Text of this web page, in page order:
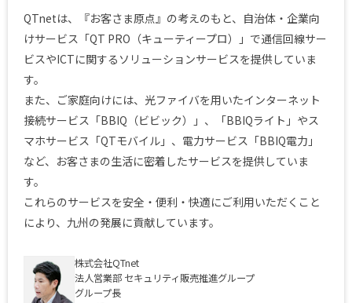
QTnetは、『お客さま原点』の考えのもと、自治体・企業向
けサービス「QT PRO（キューティープロ）」で通信回線サー
ビスやICTに関するソリューションサービスを提供していま
す。
また、ご家庭向けには、光ファイバを用いたインターネット
接続サービス「BBIQ（ビビック）」、「BBIQライト」やス
マホサービス「QTモバイル」、電力サービス「BBIQ電力」
など、お客さまの生活に密着したサービスを提供していま
す。
これらのサービスを安全・便利・快適にご利用いただくこと
により、九州の発展に貢献しています。
株式会社QTnet
法人営業部 セキュリティ販売推進グループ
グループ長